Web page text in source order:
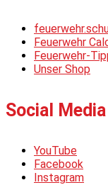
Feuerwehr
Feuerwehr-
Unser Shop
Social Media
YouTube
Facebook
Instagram